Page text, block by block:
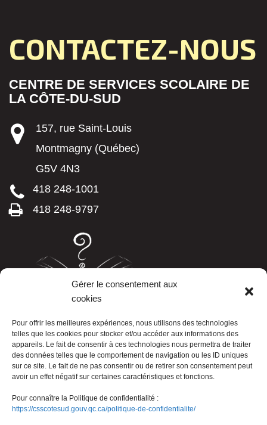
Gérer le consentement aux
cookies
Pour offrir les meilleures expériences, nous utilisons des technologies
telles que les cookies pour stocker et/ou accéder aux informations des
appareils. Le fait de consentir à ces technologies nous permettra de traiter
des données telles que le comportement de navigation ou les ID uniques
sur ce site. Le fait de ne pas consentir ou de retirer son consentement peut
avoir un effet négatif sur certaines caractéristiques et fonctions.
Pour connaître la Politique de confidentialité :
https://csscotesud.gouv.qc.ca/politique-de-confidentialite/
CONTACTEZ-NOUS
CENTRE DE SERVICES SCOLAIRE DE
LA CÔTE-DU-SUD
157, rue Saint-Louis
Montmagny (Québec)
G5V 4N3
418 248-1001
418 248-9797
LISTE TÉLÉPHONIQUE
Nous joindre